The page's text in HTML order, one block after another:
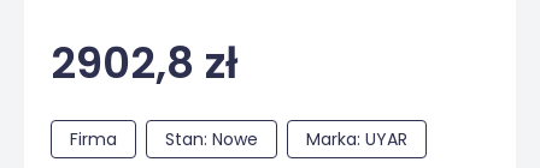
2902,8 zł
Firma Stan: Nowe Marka: UYAR